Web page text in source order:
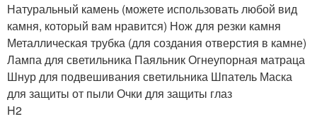
Натуральный камень (можете использовать любой вид
камня, который вам нравится) Нож для резки камня
Металлическая трубка (для создания отверстия в камне)
Лампа для светильника Паяльник Огнеупорная матраца
Шнур для подвешивания светильника Шпатель Маска
для защиты от пыли Очки для защиты глаз
H2